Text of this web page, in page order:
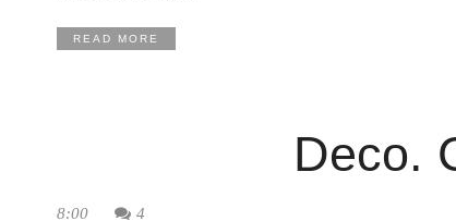
READ MORE
Deco.
8:00 4